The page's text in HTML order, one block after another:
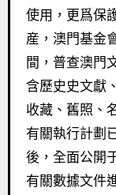
使用，更爲保
産，澳門基金
間，普查澳門
含歷史史文獻
收藏、舊照、
有關執行計劃
後，全面公開
有關數據文件